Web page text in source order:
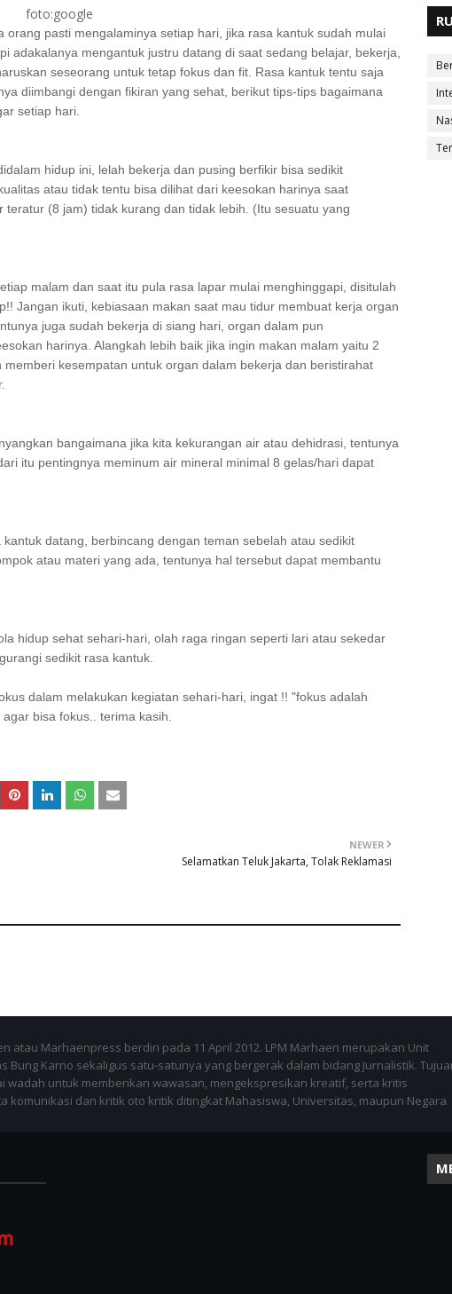
foto:google
pasti mengalaminya setiap hari, jika rasa kantuk sudah mulai
adakalanya mengantuk justru datang di saat sedang belajar, bekerja,
seseorang untuk tetap fokus dan fit. Rasa kantuk tentu saja
diimbangi dengan fikiran yang sehat, berikut tips-tips bagaimana
setiap hari.
hidup ini, lelah bekerja dan pusing berfikir bisa sedikit
atau tidak tentu bisa dilihat dari keesokan harinya saat
(8 jam) tidak kurang dan tidak lebih. (Itu sesuatu yang
malam dan saat itu pula rasa lapar mulai menghinggapi, disitulah
Jangan ikuti, kebiasaan makan saat mau tidur membuat kerja organ
juga sudah bekerja di siang hari, organ dalam pun
harinya. Alangkah lebih baik jika ingin makan malam yaitu 2
kesempatan untuk organ dalam bekerja dan beristirahat
bangaimana jika kita kekurangan air atau dehidrasi, tentunya
itu pentingnya meminum air mineral minimal 8 gelas/hari dapat
datang, berbincang dengan teman sebelah atau sedikit
atau materi yang ada, tentunya hal tersebut dapat membantu
hidup sehat sehari-hari, olah raga ringan seperti lari atau sekedar
sedikit rasa kantuk.
dalam melakukan kegiatan sehari-hari, ingat !! "fokus adalah
bisa fokus.. terima kasih.
NEWER
Selamatkan Teluk Jakarta, Tolak Reklamasi
atau Marhaenpress berdiri pada 11 April 2012. LPM Marhaen merupakan Unit
Bung Karno sekaligus satu-satunya yang bergerak dalam bidang Jurnalistik.
wadah untuk memberikan wawasan, mengekspresikan kreatif, serta kritis
komunikasi dan kritik oto kritik ditingkat Mahasiswa, Universitas, maupun Negara.